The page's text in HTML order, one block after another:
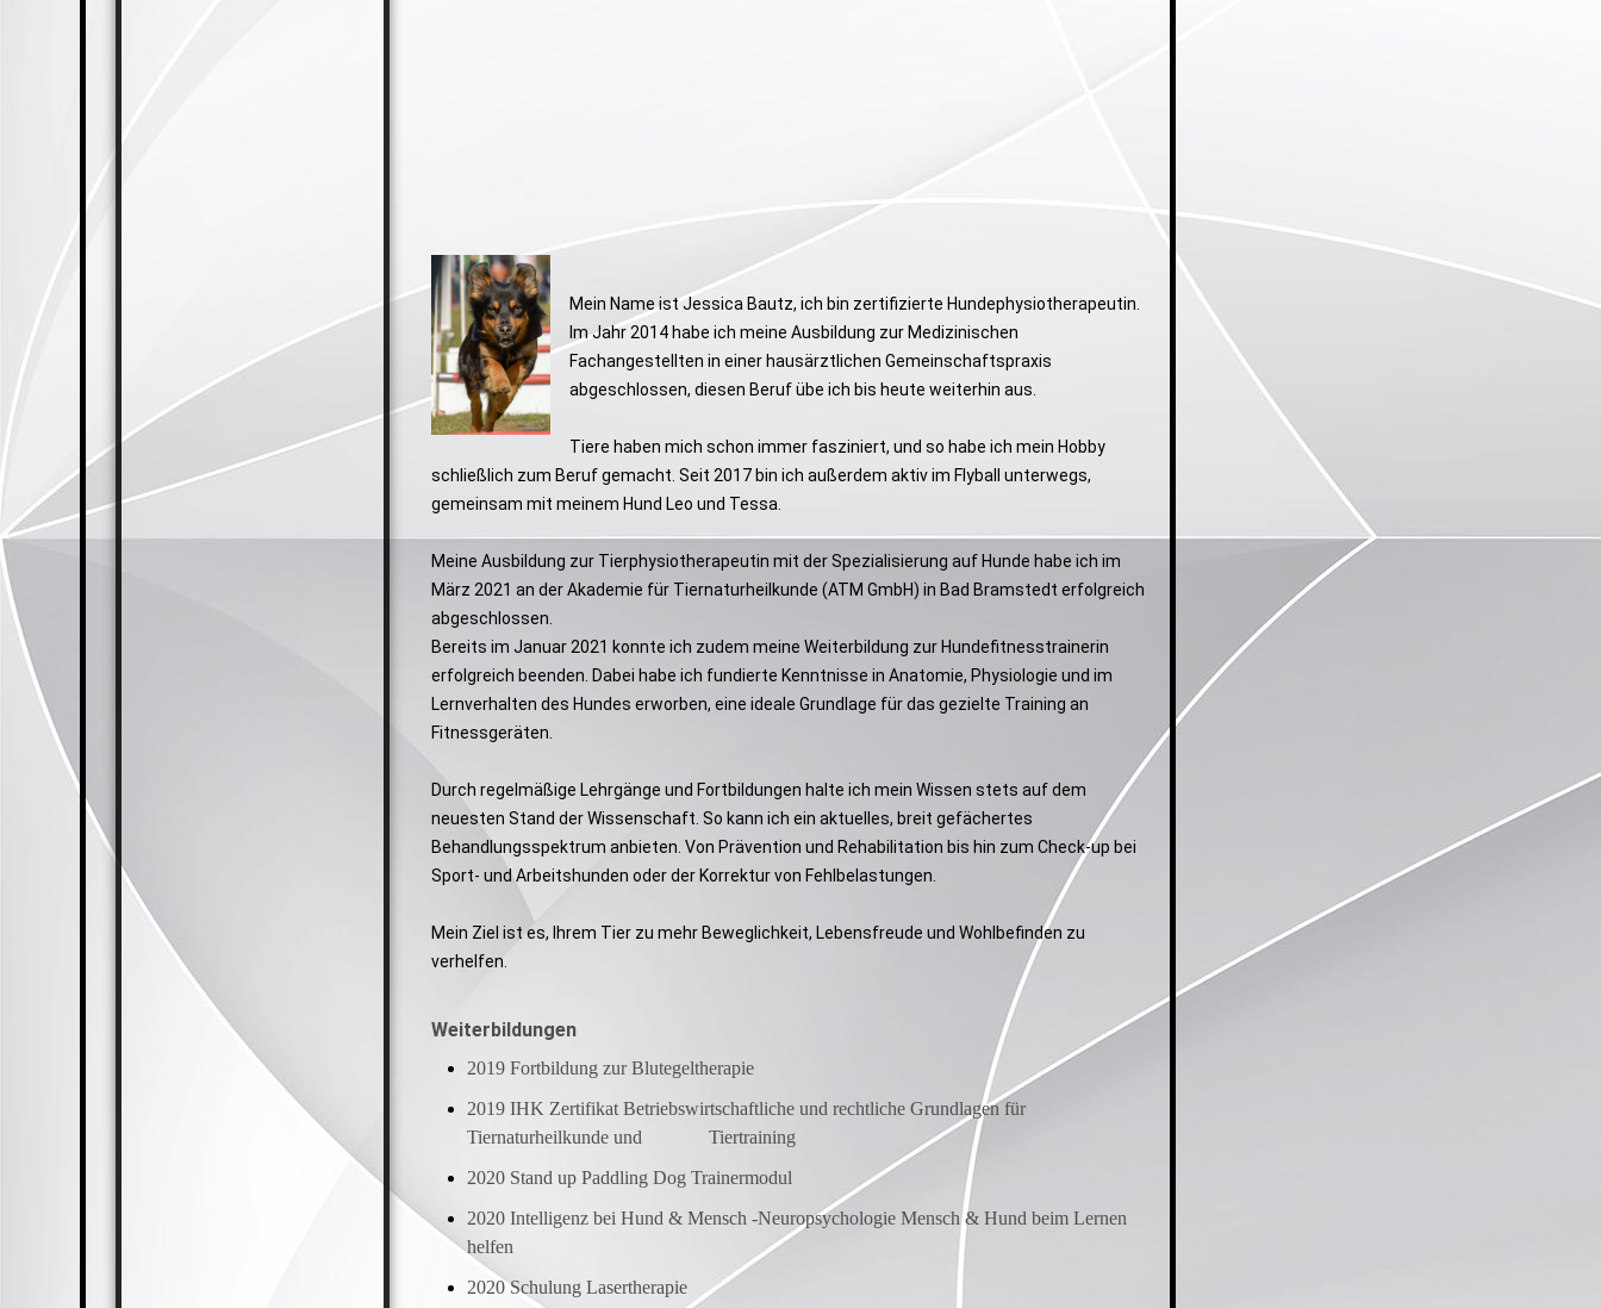
Mein Name ist Jessica Bautz, ich bin zertifizierte Hundephysiotherapeutin.
Im Jahr 2014 habe ich meine Ausbildung zur Medizinischen
Fachangestellten in einer hausärztlichen Gemeinschaftspraxis
abgeschlossen, diesen Beruf übe ich bis heute weiterhin aus.
Tiere haben mich schon immer fasziniert, und so habe ich mein Hobby
schließlich zum Beruf gemacht. Seit 2017 bin ich außerdem aktiv im Flyball unterwegs,
gemeinsam mit meinem Hund Leo und Tessa.
Meine Ausbildung zur Tierphysiotherapeutin mit der Spezialisierung auf Hunde habe ich im
März 2021 an der Akademie für Tiernaturheilkunde (ATM GmbH) in Bad Bramstedt erfolgreich
abgeschlossen.
Bereits im Januar 2021 konnte ich zudem meine Weiterbildung zur Hundefitnesstrainerin
erfolgreich beenden. Dabei habe ich fundierte Kenntnisse in Anatomie, Physiologie und im
Lernverhalten des Hundes erworben, eine ideale Grundlage für das gezielte Training an
Fitnessgeräten.
Durch regelmäßige Lehrgänge und Fortbildungen halte ich mein Wissen stets auf dem
neuesten Stand der Wissenschaft. So kann ich ein aktuelles, breit gefächertes
Behandlungsspektrum anbieten. Von Prävention und Rehabilitation bis hin zum Check-up bei
Sport- und Arbeitshunden oder der Korrektur von Fehlbelastungen.
Mein Ziel ist es, Ihrem Tier zu mehr Beweglichkeit, Lebensfreude und Wohlbefinden zu
verhelfen.
Weiterbildungen
2019 Fortbildung zur Blutegeltherapie
2019 IHK Zertifikat Betriebswirtschaftliche und rechtliche Grundlagen für
Tiernaturheilkunde und Tiertraining
2020 Stand up Paddling Dog Trainermodul
2020 Intelligenz bei Hund & Mensch -Neuropsychologie Mensch & Hund beim Lernen
helfen
2020 Schulung Lasertherapie